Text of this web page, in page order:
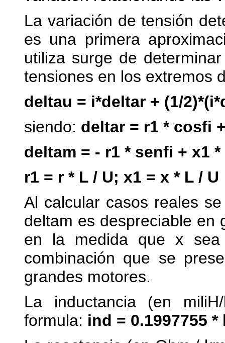
La variación de tensión
es una primera
utiliza surge de
tensiones en los extremos
deltau = i*deltar + (1/
siendo: deltar = r1 * cosfi
deltam = - r1 * senfi + x1
r1 = r * L / U; x1 = x * L / U
Al calcular casos reales
deltam es despreciable en
en la medida que x sea
combinación que se
grandes motores.
La inductancia (en
formula: ind = 0.1997755